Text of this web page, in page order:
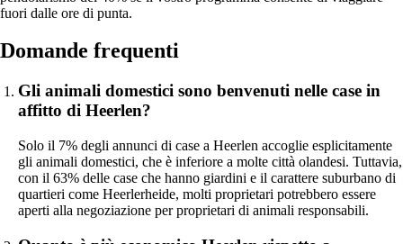
fuori dalle ore di punta.
Domande frequenti
Gli animali domestici sono benvenuti nelle case in
affitto di Heerlen?
Solo il 7% degli annunci di case a Heerlen accoglie esplicitamente
gli animali domestici, che è inferiore a molte città olandesi. Tuttavia,
con il 63% delle case che hanno giardini e il carattere suburbano di
quartieri come Heerlerheide, molti proprietari potrebbero essere
aperti alla negoziazione per proprietari di animali responsabili.